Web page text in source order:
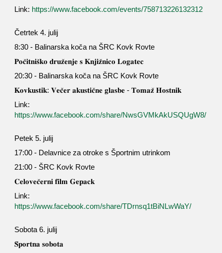
Link: https://www.facebook.com/events/758713226132312
Četrtek 4. julij
8:30 - Balinarska koča na ŠRC Kovk Rovte
𝐏𝐨𝐜̌𝐢𝐭𝐧𝐢𝐬̌𝐤𝐨 𝐝𝐫𝐮𝐳̌𝐞𝐧𝐣𝐞 𝐬 𝐊𝐧𝐣𝐢𝐳̌𝐧𝐢𝐜𝐨 𝐋𝐨𝐠𝐚𝐭𝐞𝐜
20:30 - Balinarska koča na ŠRC Kovk Rovte
𝐊𝐨𝐯𝐤𝐮𝐬𝐭𝐢𝐤: 𝐕𝐞𝐜̌𝐞𝐫 𝐚𝐤𝐮𝐬𝐭𝐢𝐜̌𝐧𝐞 𝐠𝐥𝐚𝐬𝐛𝐞 - 𝐓𝐨𝐦𝐚𝐳̌ 𝐇𝐨𝐬𝐭𝐧𝐢𝐤
Link:
https://www.facebook.com/share/NwsGVMkAkUSQUgW8/
Petek 5. julij
17:00 - Delavnice za otroke s Športnim utrinkom
21:00 - ŠRC Kovk Rovte
𝐂𝐞𝐥𝐨𝐯𝐞𝐜̌𝐞𝐫𝐧𝐢 𝐟𝐢𝐥𝐦 𝐆𝐞𝐩𝐚𝐜𝐤
Link:
https://www.facebook.com/share/TDrnsq1tBiNLwWaY/
Sobota 6. julij
𝐒̌𝐩𝐨𝐫𝐭𝐧𝐚 𝐬𝐨𝐛𝐨𝐭𝐚